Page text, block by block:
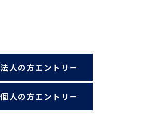
法人の方エントリー
個人の方エントリー